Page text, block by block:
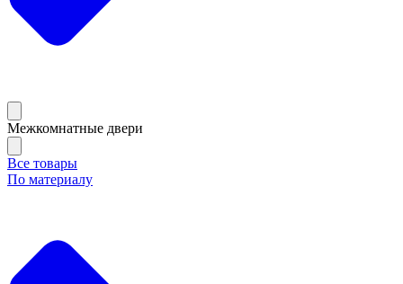
Межкомнатные двери
Все товары
По материалу